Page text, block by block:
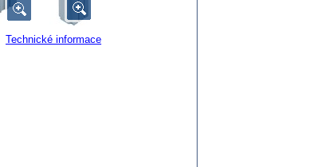
Technické informace